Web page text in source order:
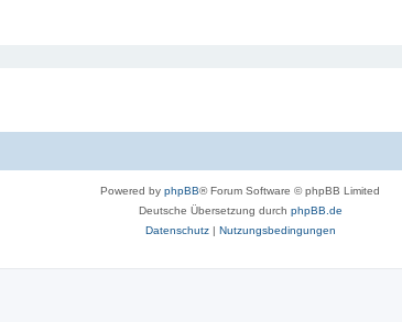
Powered by phpBB® Forum Software © phpBB Limited
Deutsche Übersetzung durch phpBB.de
Datenschutz| Nutzungsbedingungen